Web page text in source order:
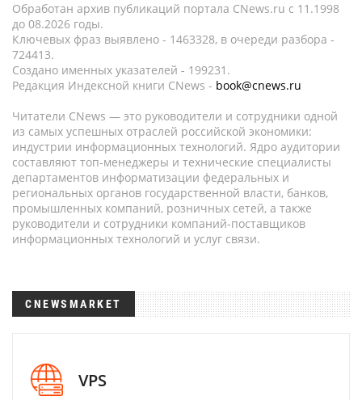
Обработан архив публикаций портала CNews.ru c 11.1998
до 08.2026 годы.
Ключевых фраз выявлено - 1463328, в очереди разбора -
724413.
Создано именных указателей - 199231.
Редакция Индексной книги CNews - book@cnews.ru
Читатели CNews — это руководители и сотрудники одной
из самых успешных отраслей российской экономики:
индустрии информационных технологий. Ядро аудитории
составляют топ-менеджеры и технические специалисты
департаментов информатизации федеральных и
региональных органов государственной власти, банков,
промышленных компаний, розничных сетей, а также
руководители и сотрудники компаний-поставщиков
информационных технологий и услуг связи.
CNEWSMARKET
VPS